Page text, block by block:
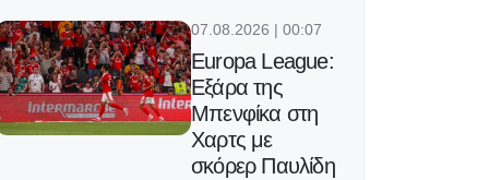
07.08.2026 | 00:07
Europa League:
Εξάρα της
Μπενφίκα στη
Χαρτς με
σκόρερ Παυλίδη